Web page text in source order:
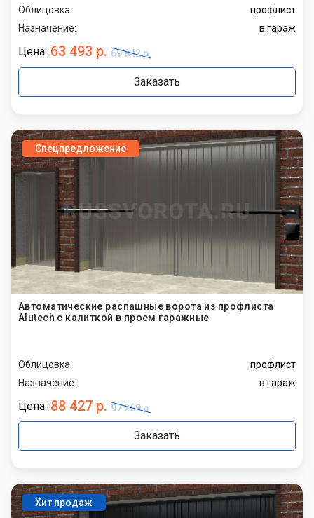
Облицовка:
профлист
Назначение:
в гараж
Цена: 63 493 р. 69 842 р.
Заказать
Спецпредложение
Автоматические распашные ворота из профлиста
Alutech с калиткой в проем гаражные
Облицовка:
профлист
Назначение:
в гараж
Цена: 88 427 р. 97 269 р.
Заказать
Хит продаж